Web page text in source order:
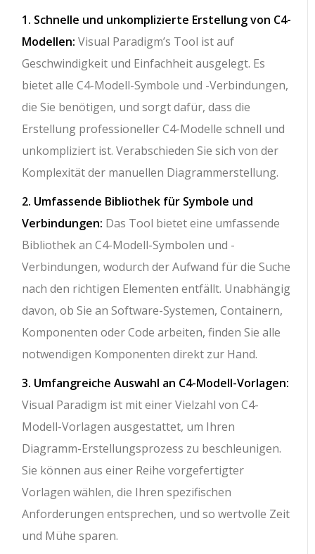
1. Schnelle und unkomplizierte Erstellung von C4-
Modellen: Visual Paradigm’s Tool ist auf
Geschwindigkeit und Einfachheit ausgelegt. Es
bietet alle C4-Modell-Symbole und -Verbindungen,
die Sie benötigen, und sorgt dafür, dass die
Erstellung professioneller C4-Modelle schnell und
unkompliziert ist. Verabschieden Sie sich von der
Komplexität der manuellen Diagrammerstellung.
2. Umfassende Bibliothek für Symbole und
Verbindungen: Das Tool bietet eine umfassende
Bibliothek an C4-Modell-Symbolen und -
Verbindungen, wodurch der Aufwand für die Suche
nach den richtigen Elementen entfällt. Unabhängig
davon, ob Sie an Software-Systemen, Containern,
Komponenten oder Code arbeiten, finden Sie alle
notwendigen Komponenten direkt zur Hand.
3. Umfangreiche Auswahl an C4-Modell-Vorlagen:
Visual Paradigm ist mit einer Vielzahl von C4-
Modell-Vorlagen ausgestattet, um Ihren
Diagramm-Erstellungsprozess zu beschleunigen.
Sie können aus einer Reihe vorgefertigter
Vorlagen wählen, die Ihren spezifischen
Anforderungen entsprechen, und so wertvolle Zeit
und Mühe sparen.